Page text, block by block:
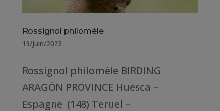
Rossignol philomèle
19/Juin/2023
Rossignol philomèle BIRDING
ARAGÓN PROVINCE Huesca –
Espagne (148) Teruel –